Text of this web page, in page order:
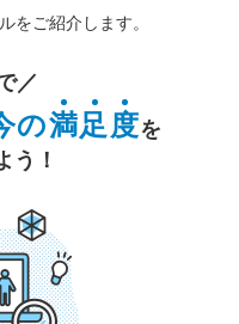
をご紹介します。
／
の満足 度を
う！